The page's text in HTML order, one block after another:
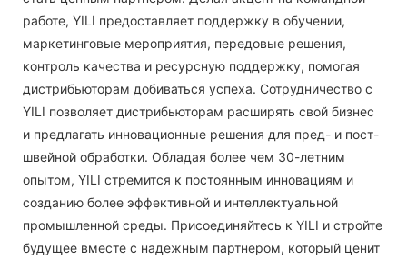
работе, YILI предоставляет поддержку в обучении,
маркетинговые мероприятия, передовые решения,
контроль качества и ресурсную поддержку, помогая
дистрибьюторам добиваться успеха. Сотрудничество с
YILI позволяет дистрибьюторам расширять свой бизнес
и предлагать инновационные решения для пред- и пост-
швейной обработки. Обладая более чем 30-летним
опытом, YILI стремится к постоянным инновациям и
созданию более эффективной и интеллектуальной
промышленной среды. Присоединяйтесь к YILI и стройте
будущее вместе с надежным партнером, который ценит